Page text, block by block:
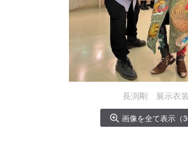
長渕剛 展示衣装
画像を全て表示（3